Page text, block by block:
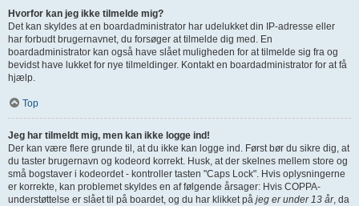
Hvorfor kan jeg ikke tilmelde mig?
Det kan skyldes at en boardadministrator har udelukket din IP-adresse eller
har forbudt brugernavnet, du forsøger at tilmelde dig med. En
boardadministrator kan også have slået muligheden for at tilmelde sig fra og
bevidst have lukket for nye tilmeldinger. Kontakt en boardadministrator for at få
hjælp.
Top
Jeg har tilmeldt mig, men kan ikke logge ind!
Der kan være flere grunde til, at du ikke kan logge ind. Først bør du sikre dig, at
du taster brugernavn og kodeord korrekt. Husk, at der skelnes mellem store og
små bogstaver i kodeordet - kontroller tasten "Caps Lock". Hvis oplysningerne
er korrekte, kan problemet skyldes en af følgende årsager: Hvis COPPA-
understøttelse er slået til på boardet, og du har klikket på jeg er under 13 år, da